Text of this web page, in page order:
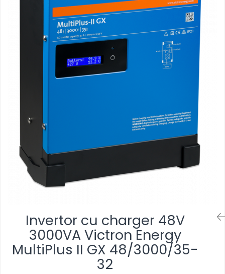
Invertor cu charger 48V
3000VA Victron Energy
MultiPlus II GX 48/3000/35-
32